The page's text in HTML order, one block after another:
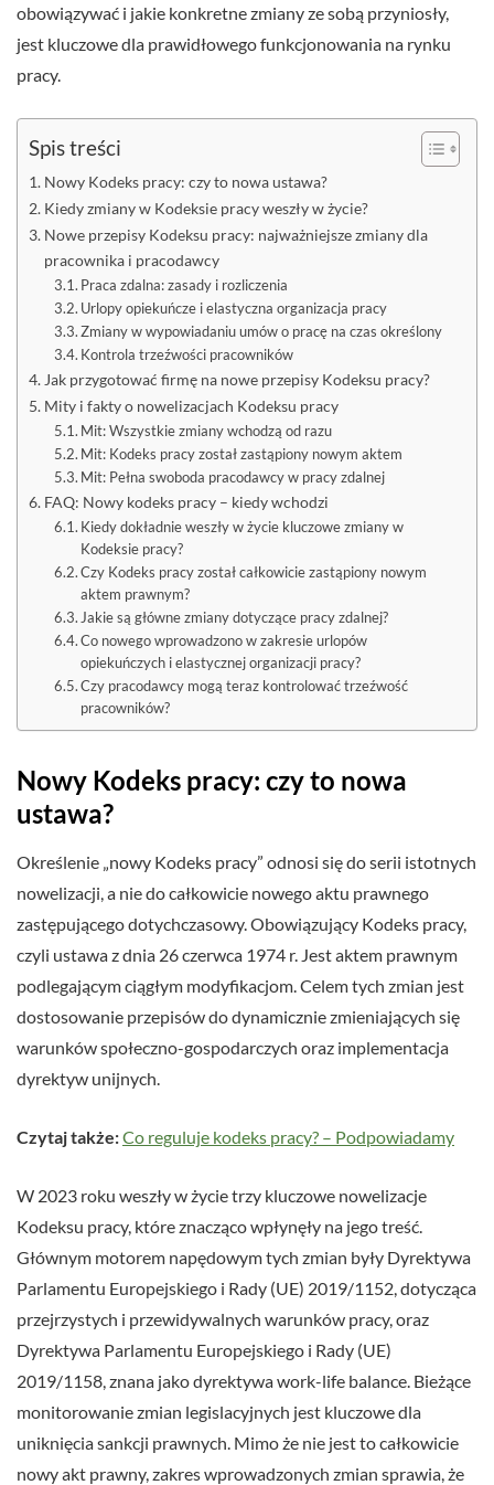
obowiązywać i jakie konkretne zmiany ze sobą przyniosły,
jest kluczowe dla prawidłowego funkcjonowania na rynku
pracy.
Spis treści
Nowy Kodeks pracy: czy to nowa ustawa?
Kiedy zmiany w Kodeksie pracy weszły w życie?
Nowe przepisy Kodeksu pracy: najważniejsze zmiany dla
pracownika i pracodawcy
Praca zdalna: zasady i rozliczenia
Urlopy opiekuńcze i elastyczna organizacja pracy
Zmiany w wypowiadaniu umów o pracę na czas określony
Kontrola trzeźwości pracowników
Jak przygotować firmę na nowe przepisy Kodeksu pracy?
Mity i fakty o nowelizacjach Kodeksu pracy
Mit: Wszystkie zmiany wchodzą od razu
Mit: Kodeks pracy został zastąpiony nowym aktem
Mit: Pełna swoboda pracodawcy w pracy zdalnej
FAQ: Nowy kodeks pracy – kiedy wchodzi
Kiedy dokładnie weszły w życie kluczowe zmiany w
Kodeksie pracy?
Czy Kodeks pracy został całkowicie zastąpiony nowym
aktem prawnym?
Jakie są główne zmiany dotyczące pracy zdalnej?
Co nowego wprowadzono w zakresie urlopów
opiekuńczych i elastycznej organizacji pracy?
Czy pracodawcy mogą teraz kontrolować trzeźwość
pracowników?
Nowy Kodeks pracy: czy to nowa
ustawa?
Określenie „nowy Kodeks pracy” odnosi się do serii istotnych
nowelizacji, a nie do całkowicie nowego aktu prawnego
zastępującego dotychczasowy. Obowiązujący Kodeks pracy,
czyli ustawa z dnia 26 czerwca 1974 r. Jest aktem prawnym
podlegającym ciągłym modyfikacjom. Celem tych zmian jest
dostosowanie przepisów do dynamicznie zmieniających się
warunków społeczno-gospodarczych oraz implementacja
dyrektyw unijnych.
Czytaj także:Co reguluje kodeks pracy? – Podpowiadamy
W 2023 roku weszły w życie trzy kluczowe nowelizacje
Kodeksu pracy, które znacząco wpłynęły na jego treść.
Głównym motorem napędowym tych zmian były Dyrektywa
Parlamentu Europejskiego i Rady (UE) 2019/1152, dotycząca
przejrzystych i przewidywalnych warunków pracy, oraz
Dyrektywa Parlamentu Europejskiego i Rady (UE)
2019/1158, znana jako dyrektywa work-life balance. Bieżące
monitorowanie zmian legislacyjnych jest kluczowe dla
uniknięcia sankcji prawnych. Mimo że nie jest to całkowicie
nowy akt prawny, zakres wprowadzonych zmian sprawia, że